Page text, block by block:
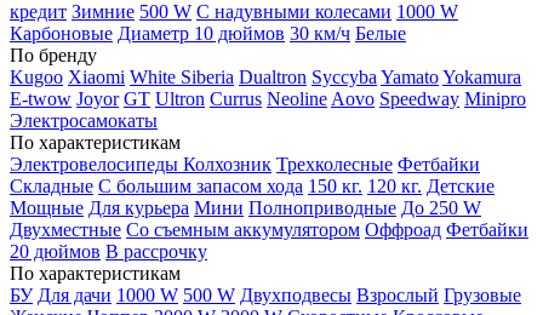
кредит Зимние 500 W С надувными колесами 1000 W
Карбоновые Диаметр 10 дюймов 30 км/ч Белые
По бренду
Kugoo Xiaomi White Siberia Dualtron Syccyba YamatoYokamura
E-twow Joyor GT Ultron Currus Neoline Aovo Speedway Minipro
Электросамокаты
По характеристикам
Электровелосипеды Колхозник Трехколесные Фетбайки
Складные С большим запасом хода 150 кг. 120 кг. Детские
Мощные Для курьера Мини Полноприводные До 250 W
Двухместные Со съемным аккумулятором Оффроад Фетбайки
20 дюймов В рассрочку
По характеристикам
БУ Для дачи 1000 W 500 W Двухподвесы Взрослый Грузовые